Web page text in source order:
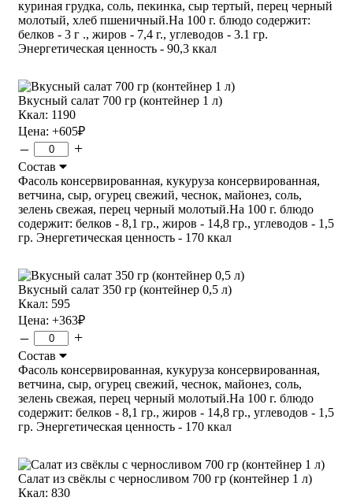
куриная грудка, соль, пекинка, сыр тертый, перец черный
молотый, хлеб пшеничный.На 100 г. блюдо содержит:
белков - 3 г ., жиров - 7,4 г., углеводов - 3.1 гр.
Энергетическая ценность - 90,3 ккал
Вкусный салат 700 гр (контейнер 1 л)
Ккал: 1190
Цена: +605₽
– +
Состав
Фасоль консервированная, кукуруза консервированная,
ветчина, сыр, огурец свежий, чеснок, майонез, соль,
зелень свежая, перец черный молотый.На 100 г. блюдо
содержит: белков - 8,1 гр., жиров - 14,8 гр., углеводов - 1,5
гр. Энергетическая ценность - 170 ккал
Вкусный салат 350 гр (контейнер 0,5 л)
Ккал: 595
Цена: +363₽
– +
Состав
Фасоль консервированная, кукуруза консервированная,
ветчина, сыр, огурец свежий, чеснок, майонез, соль,
зелень свежая, перец черный молотый.На 100 г. блюдо
содержит: белков - 8,1 гр., жиров - 14,8 гр., углеводов - 1,5
гр. Энергетическая ценность - 170 ккал
Салат из свёклы с черносливом 700 гр (контейнер 1 л)
Ккал: 830